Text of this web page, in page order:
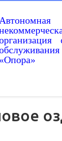
Автономная
«Опора»